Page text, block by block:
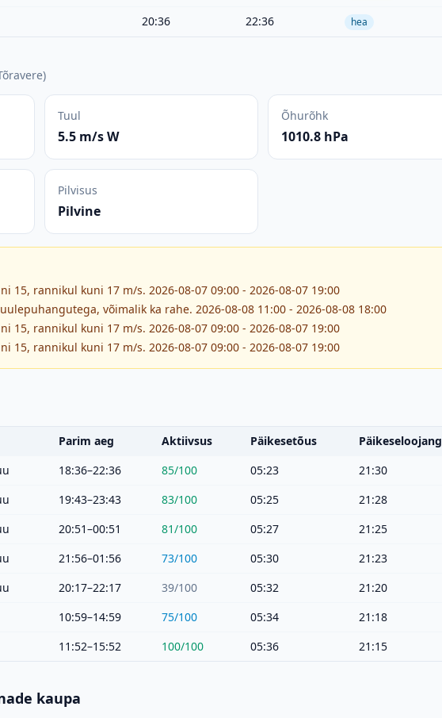
20:36 22:36 hea
)
Tuul
5.5 m/s W
Õhurõhk
1010.8 hPa
Pilvisus
Pilvine
15, rannikul kuni 17 m/s. 2026-08-07 09:00 - 2026-08-07 19:00
võimalik ka rahe. 2026-08-08 11:00 - 2026-08-08 18:00
15, rannikul kuni 17 m/s. 2026-08-07 09:00 - 2026-08-07 19:00
15, rannikul kuni 17 m/s. 2026-08-07 09:00 - 2026-08-07 19:00
Parim aeg Aktiivsus Päikesetõus
Päikeseloojang
18:36–22:36 85/100 05:23
21:30
19:43–23:43 83/100 05:25
21:28
20:51–00:51 81/100 05:27
21:25
21:56–01:56 73/100 05:30
21:23
20:17–22:17 39/100 05:32
21:20
10:59–14:59 75/100 05:34
21:18
11:52–15:52 100/100 05:36 21:15
kaupa